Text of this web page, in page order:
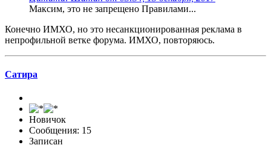
Максим, это не запрещено Правилами...
Конечно ИМХО, но это несанкционированная реклама в
непрофильной ветке форума. ИМХО, повторяюсь.
Сатира
Новичок
Сообщения: 15
Записан